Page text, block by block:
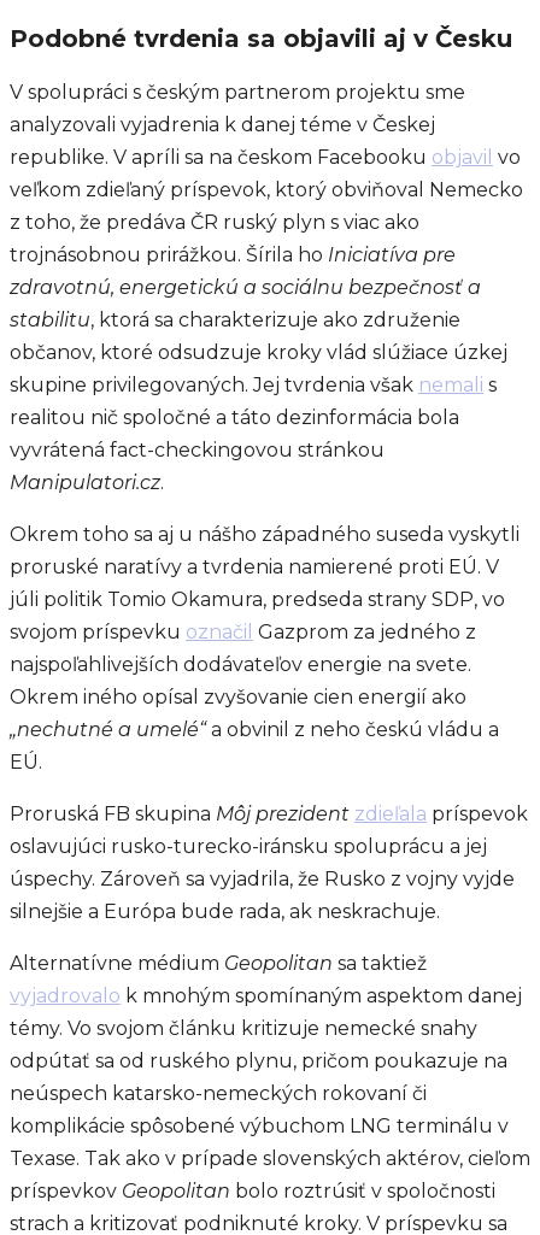
Podobné tvrdenia sa objavili aj v Česku
V spolupráci s českým partnerom projektu sme
analyzovali vyjadrenia k danej téme v Českej
republike. V apríli sa na českom Facebooku objavil vo
veľkom zdieľaný príspevok, ktorý obviňoval Nemecko
z toho, že predáva ČR ruský plyn s viac ako
trojnásobnou prirážkou. Šírila ho Iniciatíva pre
zdravotnú, energetickú a sociálnu bezpečnosť a
stabilitu, ktorá sa charakterizuje ako združenie
občanov, ktoré odsudzuje kroky vlád slúžiace úzkej
skupine privilegovaných. Jej tvrdenia však nemali s
realitou nič spoločné a táto dezinformácia bola
vyvrátená fact-checkingovou stránkou
Manipulatori.cz.
Okrem toho sa aj u nášho západného suseda vyskytli
proruské naratívy a tvrdenia namierené proti EÚ. V
júli politik Tomio Okamura, predseda strany SDP, vo
svojom príspevku označil Gazprom za jedného z
najspoľahlivejších dodávateľov energie na svete.
Okrem iného opísal zvyšovanie cien energií ako
„nechutné a umelé“a obvinil z neho českú vládu a
EÚ.
Proruská FB skupina Môj prezident zdieľala príspevok
oslavujúci rusko-turecko-iránsku spoluprácu a jej
úspechy. Zároveň sa vyjadrila, že Rusko z vojny vyjde
silnejšie a Európa bude rada, ak neskrachuje.
Alternatívne médium Geopolitan sa taktiež
vyjadrovalo k mnohým spomínaným aspektom danej
témy. Vo svojom článku kritizuje nemecké snahy
odpútať sa od ruského plynu, pričom poukazuje na
neúspech katarsko-nemeckých rokovaní či
komplikácie spôsobené výbuchom LNG terminálu v
Texase. Tak ako v prípade slovenských aktérov, cieľom
príspevkov Geopolitan bolo roztrúsiť v spoločnosti
strach a kritizovať podniknuté kroky. V príspevku sa